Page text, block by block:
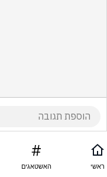
ראשי האשטאגים